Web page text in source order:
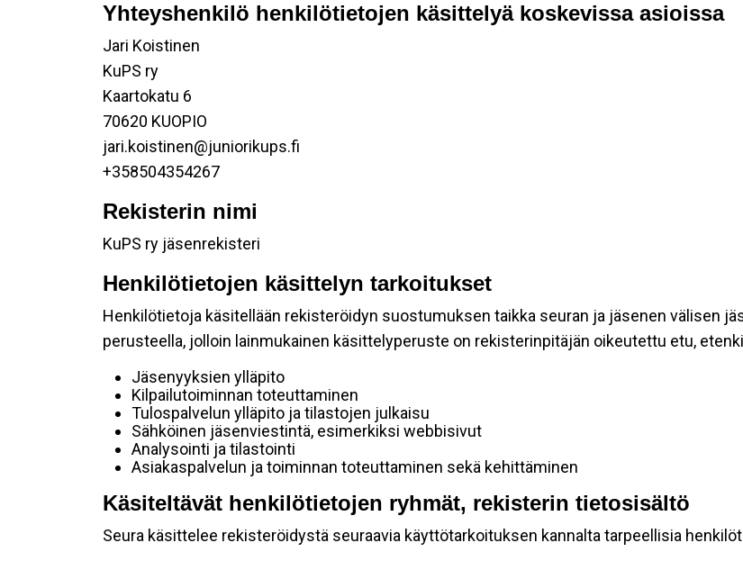
Yhteyshenkilö henkilötietojen käsittelyä koskevissa asioissa
Jari Koistinen
KuPS ry
Kaartokatu 6
70620 KUOPIO
jari.koistinen@juniorikups.fi
+358504354267
Rekisterin nimi
KuPS ry jäsenrekisteri
Henkilötietojen käsittelyn tarkoitukset
Henkilötietoja käsitellään rekisteröidyn suostumuksen taikka seuran ja jäsenen välisen
perusteella, jolloin lainmukainen käsittelyperuste on rekisterinpitäjän oikeutettu etu,
Jäsenyyksien ylläpito
Kilpailutoiminnan toteuttaminen
Tulospalvelun ylläpito ja tilastojen julkaisu
Sähköinen jäsenviestintä, esimerkiksi webbisivut
Analysointi ja tilastointi
Asiakaspalvelun ja toiminnan toteuttaminen sekä kehittäminen
Käsiteltävät henkilötietojen ryhmät, rekisterin tietosisältö
Seura käsittelee rekisteröidystä seuraavia käyttötarkoituksen kannalta tarpeellisia